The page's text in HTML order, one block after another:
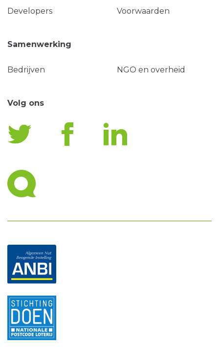
Developers Voorwaarden
Samenwerking
Bedrijven NGO en overheid
Volg ons